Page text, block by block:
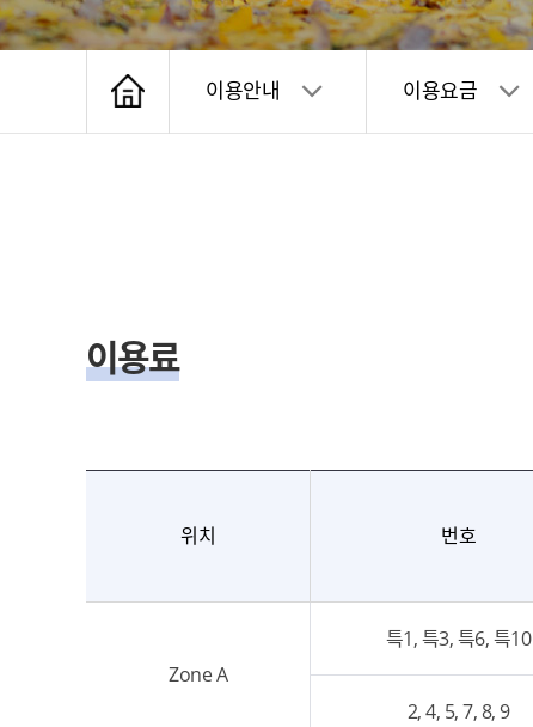
이용안내 이용요금
이용료
위치 번호
Zone A
특1, 특3, 특6, 특10
2, 4, 5, 7, 8, 9